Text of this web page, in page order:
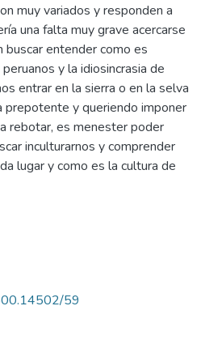
muy variados y responden a
una falta muy grave acercarse
entender como es
y la idiosincrasia de
entrar en la sierra o en la selva
prepotente y queriendo imponer
rebotar, es menester poder
inculturarnos y comprender
lugar y como es la cultura de
59